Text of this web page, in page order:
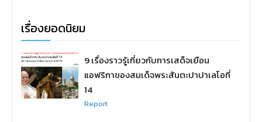
เรื่องยอดนิยม
9 เรื่องราวรู้เกี่ยวกับการเสด็จเยือน
แอฟริกาของสมเด็จพระสันตะปาปาเลโอที่
14
Report